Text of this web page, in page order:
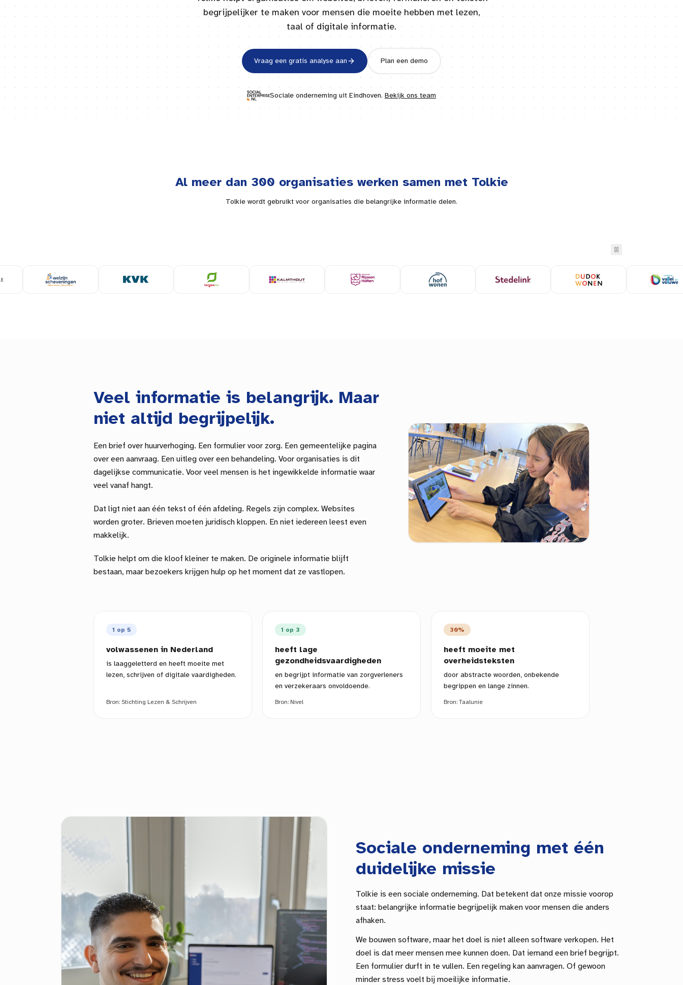
begrijpelijker te maken voor mensen die moeite hebben met lezen,
taal of digitale informatie.
Vraag een gratis analyse aan Plan een demo
Sociale onderneming uit Eindhoven. Bekijk ons team
Al meer dan 300 organisaties werken samen met Tolkie
Tolkie wordt gebruikt voor organisaties die belangrijke informatie delen.
Veel informatie is belangrijk. Maar
niet altijd begrijpelijk.
Een brief over huurverhoging. Een formulier voor zorg. Een gemeentelijke pagina
over een aanvraag. Een uitleg over een behandeling. Voor organisaties is dit
dagelijkse communicatie. Voor veel mensen is het ingewikkelde informatie waar
veel vanaf hangt.
Dat ligt niet aan één tekst of één afdeling. Regels zijn complex. Websites
worden groter. Brieven moeten juridisch kloppen. En niet iedereen leest even
makkelijk.
Tolkie helpt om die kloof kleiner te maken. De originele informatie blijft
bestaan, maar bezoekers krijgen hulp op het moment dat ze vastlopen.
1 op 5
volwassenen in Nederland
is laaggeletterd en heeft moeite met
lezen, schrijven of digitale vaardigheden.
Bron: Stichting Lezen & Schrijven
1 op 3
heeft lage
gezondheidsvaardigheden
en begrijpt informatie van zorgverleners
en verzekeraars onvoldoende.
Bron: Nivel
30%
heeft moeite met
overheidsteksten
door abstracte woorden, onbekende
begrippen en lange zinnen.
Bron: Taalunie
Sociale onderneming met één
duidelijke missie
Tolkie is een sociale onderneming. Dat betekent dat onze missie voorop
staat: belangrijke informatie begrijpelijk maken voor mensen die anders
afhaken.
We bouwen software, maar het doel is niet alleen software verkopen. Het
doel is dat meer mensen mee kunnen doen. Dat iemand een brief begrijpt.
Een formulier durft in te vullen. Een regeling kan aanvragen. Of gewoon
minder stress voelt bij moeilijke informatie.